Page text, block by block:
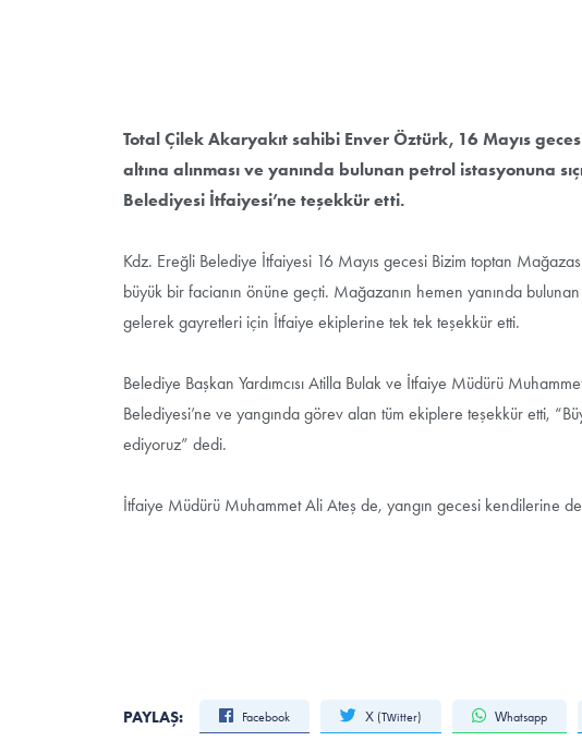
Total Çilek Akaryakıt sahibi Enver Öztürk, 16 Mayıs
altına alınması ve yanında bulunan petrol istasyonuna
Belediyesi İtfaiyesi’ne teşekkür etti.
Kdz. Ereğli Belediye İtfaiyesi 16 Mayıs gecesi Bizim toptan
büyük bir facianın önüne geçti. Mağazanın hemen yanında
gelerek gayretleri için İtfaiye ekiplerine tek tek teşekkür etti.
Belediye Başkan Yardımcısı Atilla Bulak ve İtfaiye Müdürü
Belediyesi’ne ve yangında görev alan tüm ekiplere teşekkür etti,
ediyoruz” dedi.
İtfaiye Müdürü Muhammet Ali Ateş de, yangın gecesi kendilerine
PAYLAŞ: Facebook X (Twitter) Whatsapp